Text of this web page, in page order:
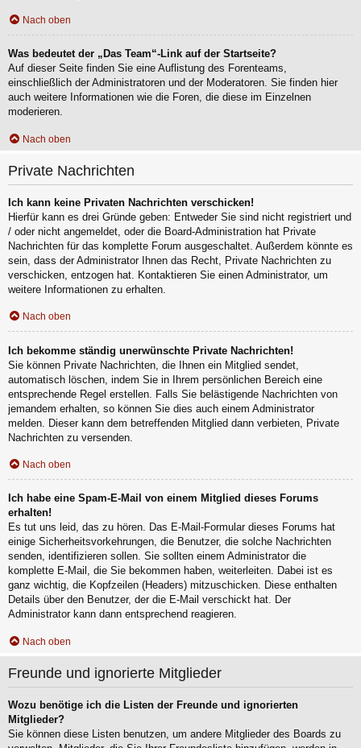
Nach oben
Was bedeutet der „Das Team“-Link auf der Startseite?
Auf dieser Seite finden Sie eine Auflistung des Forenteams,
einschließlich der Administratoren und der Moderatoren. Sie finden hier
auch weitere Informationen wie die Foren, die diese im Einzelnen
moderieren.
Nach oben
Private Nachrichten
Ich kann keine Privaten Nachrichten verschicken!
Hierfür kann es drei Gründe geben: Entweder Sie sind nicht registriert und
/ oder nicht angemeldet, oder die Board-Administration hat Private
Nachrichten für das komplette Forum ausgeschaltet. Außerdem könnte es
sein, dass der Administrator Ihnen das Recht, Private Nachrichten zu
verschicken, entzogen hat. Kontaktieren Sie einen Administrator, um
weitere Informationen zu erhalten.
Nach oben
Ich bekomme ständig unerwünschte Private Nachrichten!
Sie können Private Nachrichten, die Ihnen ein Mitglied sendet,
automatisch löschen, indem Sie in Ihrem persönlichen Bereich eine
entsprechende Regel erstellen. Falls Sie belästigende Nachrichten von
jemandem erhalten, so können Sie dies auch einem Administrator
melden. Dieser kann dem betreffenden Mitglied dann verbieten, Private
Nachrichten zu versenden.
Nach oben
Ich habe eine Spam-E-Mail von einem Mitglied dieses Forums
erhalten!
Es tut uns leid, das zu hören. Das E-Mail-Formular dieses Forums hat
einige Sicherheitsvorkehrungen, die Benutzer, die solche Nachrichten
senden, identifizieren sollen. Sie sollten einem Administrator die
komplette E-Mail, die Sie bekommen haben, weiterleiten. Dabei ist es
ganz wichtig, die Kopfzeilen (Headers) mitzuschicken. Diese enthalten
Details über den Benutzer, der die E-Mail verschickt hat. Der
Administrator kann dann entsprechend reagieren.
Nach oben
Freunde und ignorierte Mitglieder
Wozu benötige ich die Listen der Freunde und ignorierten
Mitglieder?
Sie können diese Listen benutzen, um andere Mitglieder des Boards zu